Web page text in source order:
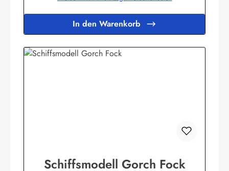
Projekte zur Einkommensverbesserung der "Kleinen Leute",
hauptsächlich im landwirtschaftlichen Bereich.
In den Warenkorb
Schiffsmodell Gorch Fock